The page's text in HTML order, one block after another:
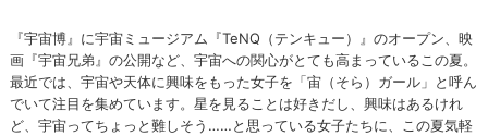
『宇宙博』に宇宙ミュージアム『TeNQ（テンキュー）』のオープン、映
画『宇宙兄弟』の公開など、宇宙への関心がとても高まっているこの夏。
最近では、宇宙や天体に興味をもった女子を「宙（そら）ガール」と呼ん
でいて注目を集めています。星を見ることは好きだし、興味はあるけれ
ど、宇宙ってちょっと難しそう……と思っている女子たちに、この夏気軽